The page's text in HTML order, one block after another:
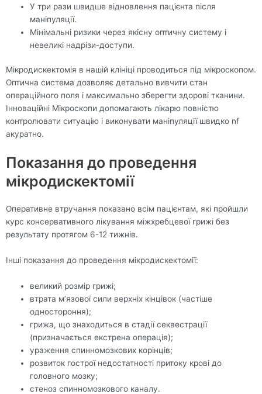
У три рази швидше відновлення пацієнта після
маніпуляції.
Мінімальні ризики через якісну оптичну систему і
невеликі надрізи-доступи.
Мікродискектомія в нашій клініці проводиться під мікроскопом.
Оптична система дозволяє детально вивчити стан
операційного поля і максимально зберегти здорові тканини.
Інноваційні Мікроскопи допомагають лікарю повністю
контролювати ситуацію і виконувати маніпуляції швидко nf
акуратно.
Показання до проведення
мікродискектомії
Оперативне втручання показано всім пацієнтам, які пройшли
курс консервативного лікування міжхребцевої грижі без
результату протягом 6-12 тижнів.
Інші показання до проведення мікродискектомії:
великий розмір грижі;
втрата м’язової сили верхніх кінцівок (частіше
одностороння);
грижа, що знаходиться в стадії секвестрації
(призначається екстрена операція);
ураження спинномозкових корінців;
розвиток гострої недостатності притоку крові до
головного мозку;
стеноз спинномозкового каналу.